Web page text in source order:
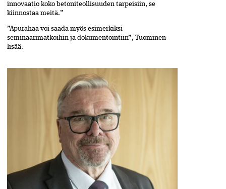
innovaatio koko betoniteollisuuden tarpeisiin, se
kiinnostaa meitä.”
”Apurahaa voi saada myös esimerkiksi
seminaarimatkoihin ja dokumentointiin”, Tuominen
lisää.